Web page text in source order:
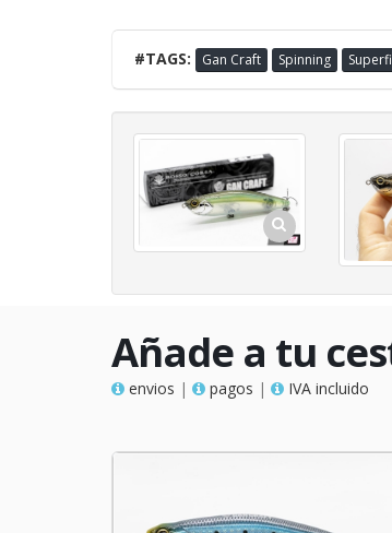
#TAGS: Gan Craft Spinning
Añade a tu
envios | pagos | IVA incluido